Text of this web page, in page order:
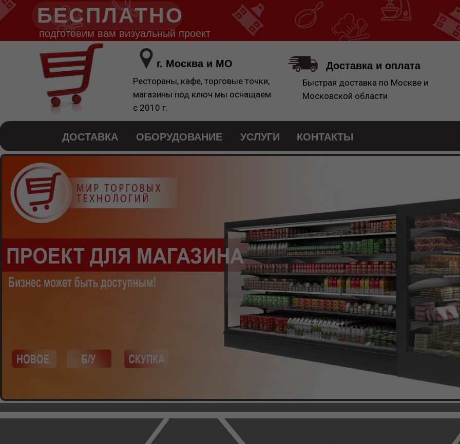
подготовим вам визуальный проект
БЕСПЛАТНО
Рестораны, кафе, торговые точки,
магазины под ключ мы оснащаем
с 2010 г.
г. Москва и МО Доставка и оплата
Быстрая доставка по Москве и
Московской области
ОБОРУДОВАНИЕ УСЛУГИ КОНТАКТЫ
ДОСТАВКА